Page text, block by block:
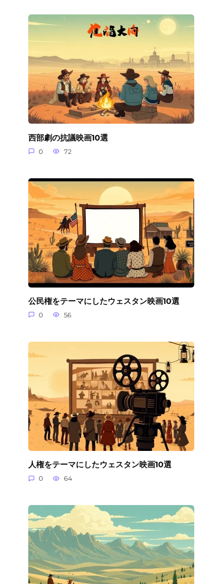
西部劇の抗議映画10選
0 72
公民権をテーマにしたウェスタン映画10選
0 56
人権をテーマにしたウェスタン映画10選
0 64